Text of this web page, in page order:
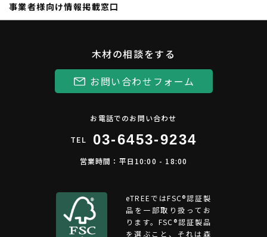
事業者様向け情報掲載窓口
木材の相談をする
お問い合わせフォーム
お電話でのお問い合わせ
TEL 03-6453-9234
営業時間：平日10:00 - 18:00
eTREEではFSC®︎認証製
品を一部取り扱ってお
ります。FSC®認証製品
を選ぶこと、それは森